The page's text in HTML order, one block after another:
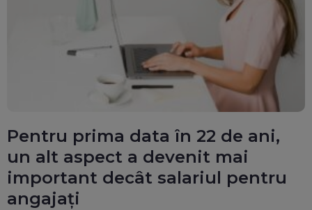
Pentru prima data în 22 de ani,
un alt aspect a devenit mai
important decât salariul pentru
angajați